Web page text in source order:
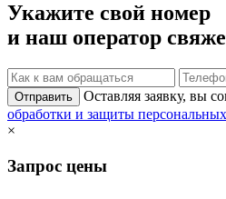
Укажите свой номер
и наш оператор
Отправить Оставляя заявку, вы
обработки и защиты
×
Запрос цены